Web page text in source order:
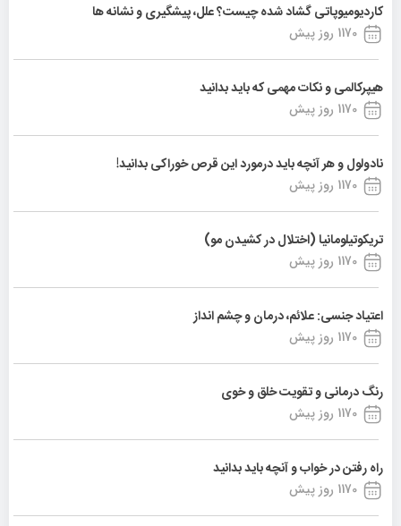
کاردیومیوپاتی گشاد شده چیست؟ علل، پیشگیری و نشانه ها
1170 روز پیش
هیپرکالمی و نکات مهمی که باید بدانید
1170 روز پیش
نادولول و هر آنچه باید درمورد این قرص خوراکی بدانید!
1170 روز پیش
تریکوتیلومانیا (اختلال در کشیدن مو)
1170 روز پیش
اعتیاد جنسی: علائم، درمان و چشم انداز
1170 روز پیش
رنگ درمانی و تقویت خلق و خوی
1170 روز پیش
راه رفتن در خواب و آنچه باید بدانید
1170 روز پیش